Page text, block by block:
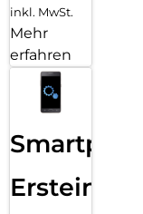
inkl. MwSt.
Mehr
erfahren